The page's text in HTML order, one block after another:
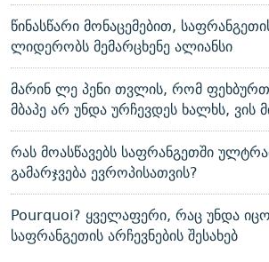
წინასწარი მონაცემებით,
ლიდერობს მემარცხენე ალიანსი
მარინ ლე პენი თვლის, რომ
მბაპე არ უნდა ურჩევდეს ხალხს, ვის
რას მოასწავებს საფრანგეთში
გამარჯვება ევროპისათვის?
Pourquoi? ყველაფერი, რაც უნდა
საფრანგეთის არჩევნების შესახებ